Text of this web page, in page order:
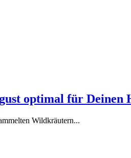
optimal für Deinen
Wildkräutern...